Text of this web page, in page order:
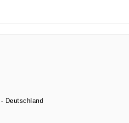
Deutschland